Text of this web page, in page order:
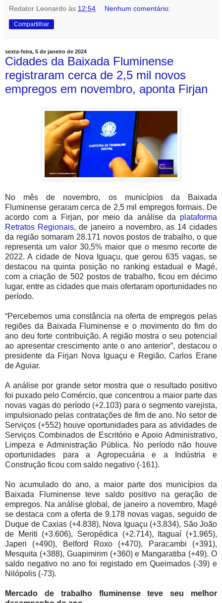
Redator Leonardo às 12:54 Nenhum comentário:
Compartilhar
sexta-feira, 5 de janeiro de 2024
Cidades da Baixada Fluminense
registraram cerca de 2,5 mil novos
empregos em novembro, aponta Firjan
No mês de novembro, os municípios da Baixada
Fluminense geraram cerca de 2,5 mil empregos formais. De
acordo com a Firjan, por meio da análise da plataforma
Retratos Regionais, de janeiro a novembro, as 14 cidades
da região somaram 28.171 novos postos de trabalho, o que
representa um valor 30,5% maior que o mesmo recorte de
2022. A cidade de Nova Iguaçu, que gerou 635 vagas, se
destacou na quinta posição no ranking estadual e Magé,
com a criação de 502 postos de trabalho, ficou em décimo
lugar, entre as cidades que mais ofertaram oportunidades no
período.
“Percebemos uma constância na oferta de empregos pelas
regiões da Baixada Fluminense e o movimento do fim do
ano deu forte contribuição. A região mostra o seu potencial
ao apresentar crescimento ante o ano anterior”, destacou o
presidente da Firjan Nova Iguaçu e Região, Carlos Erane
de Aguiar.
A análise por grande setor mostra que o resultado positivo
foi puxado pelo Comércio, que concentrou a maior parte das
novas vagas do período (+2.103) para o segmento varejista,
impulsionado pelas contratações de fim de ano. No setor de
Serviços (+552) houve oportunidades para as atividades de
Serviços Combinados de Escritório e Apoio Administrativo,
Limpeza e Administração Pública. No período não houve
oportunidades para a Agropecuária e a Indústria e
Construção ficou com saldo negativo (-161).
No acumulado do ano, a maior parte dos municípios da
Baixada Fluminense teve saldo positivo na geração de
empregos. Na análise global, de janeiro a novembro, Magé
se destaca com a oferta de 9.178 novas vagas, seguido de
Duque de Caxias (+4.838), Nova Iguaçu (+3.834), São João
de Meriti (+3.606), Seropédica (+2.714), Itaguaí (+1.965),
Japeri (+490), Belford Roxo (+470), Paracambi (+391),
Mesquita (+388), Guapimirim (+360) e Mangaratiba (+49). O
saldo negativo no ano foi registado em Queimados (-39) e
Nilópolis (-73).
Mercado de trabalho fluminense teve seu melhor